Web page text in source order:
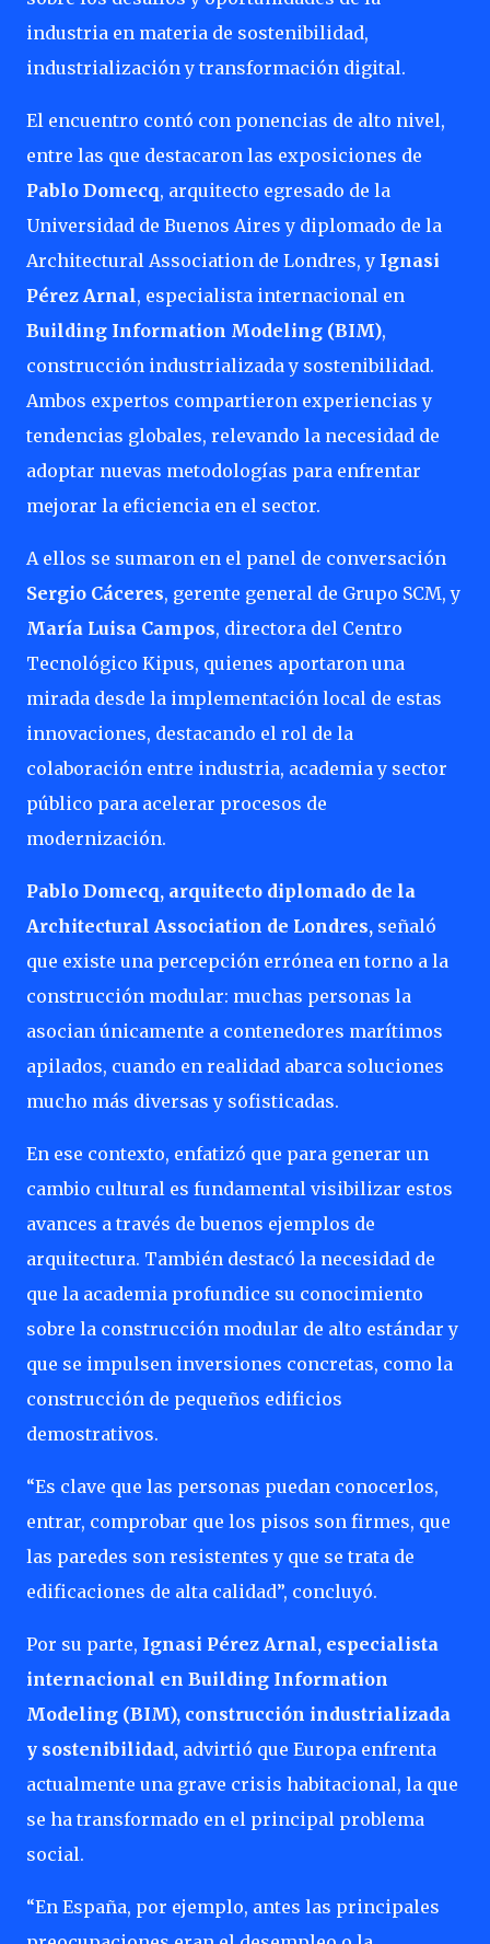
industria en materia de sostenibilidad,
industrialización y transformación digital.
El encuentro contó con ponencias de alto nivel,
entre las que destacaron las exposiciones de
Pablo Domecq, arquitecto egresado de la
Universidad de Buenos Aires y diplomado de la
Architectural Association de Londres, y Ignasi
Pérez Arnal, especialista internacional en
Building Information Modeling (BIM),
construcción industrializada y sostenibilidad.
Ambos expertos compartieron experiencias y
tendencias globales, relevando la necesidad de
adoptar nuevas metodologías para enfrentar
mejorar la eficiencia en el sector.
A ellos se sumaron en el panel de conversación
Sergio Cáceres, gerente general de Grupo SCM, y
María Luisa Campos, directora del Centro
Tecnológico Kipus, quienes aportaron una
mirada desde la implementación local de estas
innovaciones, destacando el rol de la
colaboración entre industria, academia y sector
público para acelerar procesos de
modernización.
Pablo Domecq, arquitecto diplomado de la
Architectural Association de Londres, señaló
que existe una percepción errónea en torno a la
construcción modular: muchas personas la
asocian únicamente a contenedores marítimos
apilados, cuando en realidad abarca soluciones
mucho más diversas y sofisticadas.
En ese contexto, enfatizó que para generar un
cambio cultural es fundamental visibilizar estos
avances a través de buenos ejemplos de
arquitectura. También destacó la necesidad de
que la academia profundice su conocimiento
sobre la construcción modular de alto estándar y
que se impulsen inversiones concretas, como la
construcción de pequeños edificios
demostrativos.
“Es clave que las personas puedan conocerlos,
entrar, comprobar que los pisos son firmes, que
las paredes son resistentes y que se trata de
edificaciones de alta calidad”, concluyó.
Por su parte, Ignasi Pérez Arnal, especialista
internacional en Building Information
Modeling (BIM), construcción industrializada
y sostenibilidad, advirtió que Europa enfrenta
actualmente una grave crisis habitacional, la que
se ha transformado en el principal problema
social.
“En España, por ejemplo, antes las principales